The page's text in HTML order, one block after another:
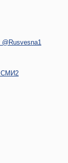
@Rusvesna1
СМИ2